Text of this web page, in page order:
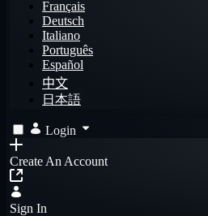
Français
Deutsch
Italiano
Português
Español
中文
日本語
Login
Create An Account
Sign In